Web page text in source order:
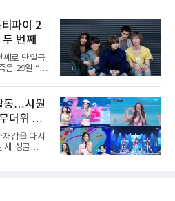
어썸뮤직
'2026
은 콘셉트 포
인 면모가
른빛·금빛·
위기를 자
섞인 멀티컬
크업이 낯설
타일링 역
기 다른 개
파이 2
번째
째로 단일곡
은 29일 “코
포티파이에
돌파했
월 만이다.
음반에 수
월 만인 지
이는 최근 5
2억 달성
등 멤버들
동…시원
더위 사
감을 다시
새 싱글
등 주요 음